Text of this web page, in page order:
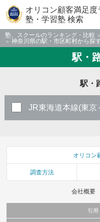
オリコン顧客満足度
塾・学習塾 検索
塾、スクールのランキング・比較
神奈川県の駅・市区町村から探
駅・
駅・
JR東海道本線(東京
オリコン
調査方法
会社概要
引用